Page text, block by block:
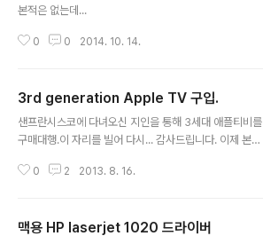
본적은 없는데...
0 0 2014. 10. 14.
3rd generation Apple TV 구입.
샌프란시스코에 다녀오신 지인을 통해 3세대 애플티비를
구매대행.이 자리를 빌어 다시... 감사드립니다. 이제 본격
워 케이블, Apple Remote, 애플 스티커 두장이 들어있
을 뜯어다가 부랴부랴 연결함.나같은 진성 앱등이가 이정
0 2 2013. 8. 16.
맥용 HP laserjet 1020 드라이버